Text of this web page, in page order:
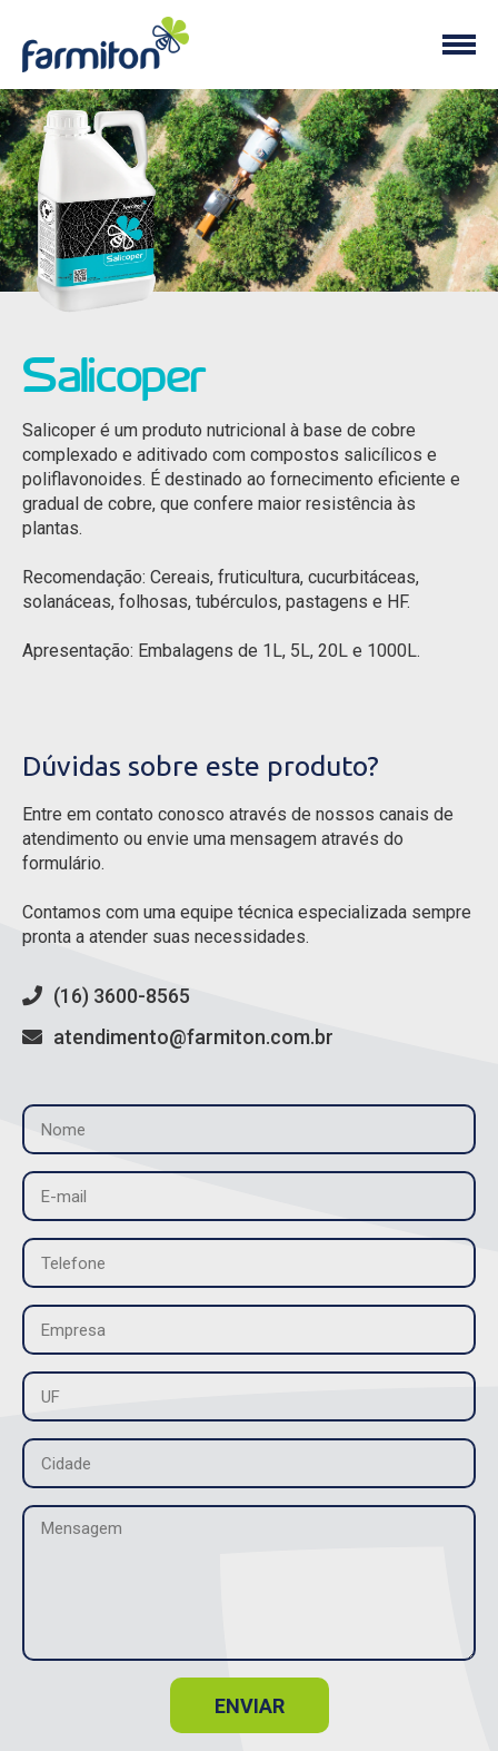
Salicoper
Salicoper é um produto nutricional à base de cobre
complexado e aditivado com compostos salicílicos e
poliflavonoides. É destinado ao fornecimento eficiente e
gradual de cobre, que confere maior resistência às
plantas.
Recomendação: Cereais, fruticultura, cucurbitáceas,
solanáceas, folhosas, tubérculos, pastagens e HF.
Apresentação: Embalagens de 1L, 5L, 20L e 1000L.
Dúvidas sobre este produto?
Entre em contato conosco através de nossos canais de
atendimento ou envie uma mensagem através do
formulário.
Contamos com uma equipe técnica especializada sempre
pronta a atender suas necessidades.
(16) 3600-8565
atendimento@farmiton.com.br
ENVIAR